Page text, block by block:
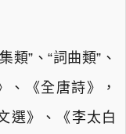
類”、“詞曲類”、
、《全唐詩》，
選》、《李太白